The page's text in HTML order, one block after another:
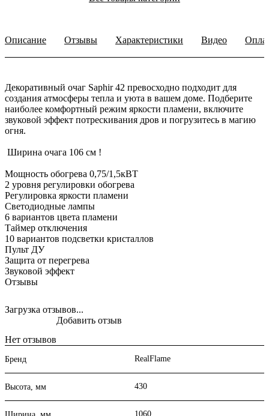
Описание Отзывы Характеристики Видео
Декоративный очаг Saphir 42 превосходно подходит для
создания атмосферы тепла и уюта в вашем доме. Подберите
наиболее комфортный режим яркости пламени, включите
звуковой эффект потрескивания дров и погрузитесь в магию
огня.
Ширина очага 106 см !
Мощность обогрева 0,75/1,5кВТ
2 уровня регулировки обогрева
Регулировка яркости пламени
Светодиодные лампы
6 вариантов цвета пламени
Таймер отключения
10 вариантов подсветки кристаллов
Пульт ДУ
Защита от перегрева
Звуковой эффект
Отзывы
Загрузка отзывов...
Нет отзывов
Добавить отзыв
Бренд RealFlame
Высота, мм 430
1060